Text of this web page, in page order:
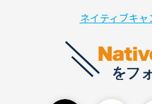
ネイティブキ